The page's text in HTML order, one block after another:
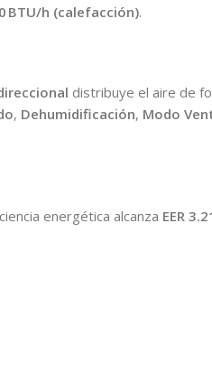
BTU/h (calefacción).
distribuye el aire de
, Dehumidificación, Modo
energética alcanza EER